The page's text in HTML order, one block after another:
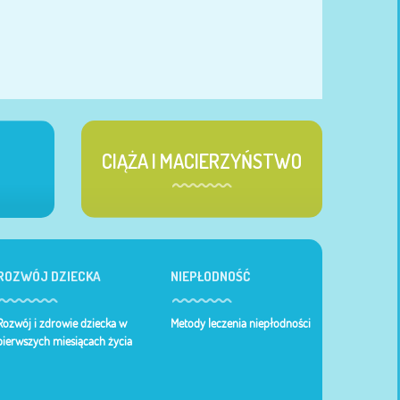
CIĄŻA I MACIERZYŃSTWO
DZIECKA
i zdrowie dziecka w
miesiącach życia
NIEPŁODNOŚĆ
Metody leczenia niepłodności